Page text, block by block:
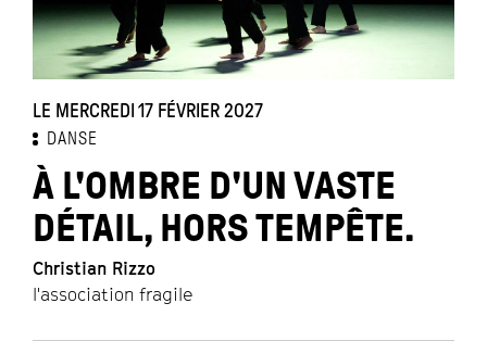
LE MERCREDI 17 FÉVRIER 2027
DANSE
À L'OMBRE D'UN VASTE
DÉTAIL, HORS TEMPÊTE.
Christian Rizzo
l'association fragile